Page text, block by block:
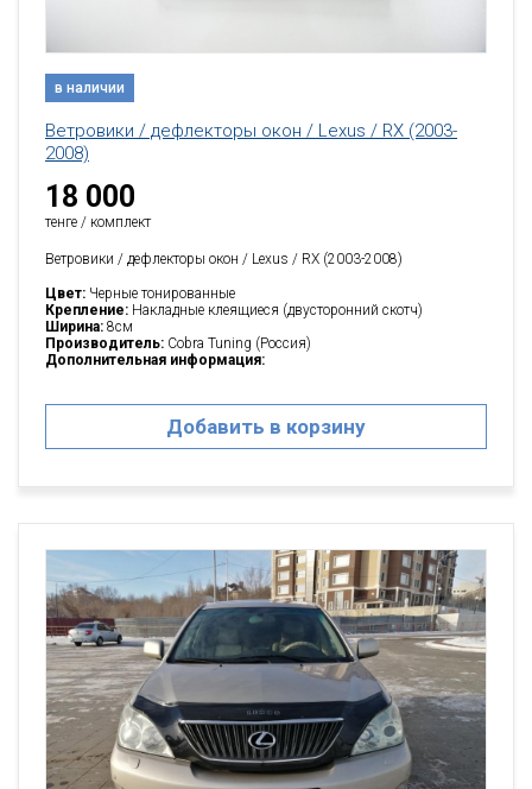
в наличии
Ветровики / дефлекторы окон / Lexus / RX (2003-
2008)
18 000
тенге / комплект
Ветровики / дефлекторы окон / Lexus / RX (2003-2008)
Цвет: Черные тонированные
Крепление: Накладные клеящиеся (двусторонний скотч)
Ширина: 8см
Производитель: Cobra Tuning (Россия)
Дополнительная информация:
Добавить в корзину